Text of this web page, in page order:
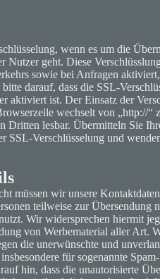
wenn es um die
Nutzer geht. Diese
sowie bei Anfragen
darauf, dass die SSL-
aktiviert ist. Der Einsatz der
wechselt von „http://“
Dritten lesbar. Übermitteln Sie
SSL-Verschlüsselung und
müssen wir unsere Kontaktdaten
teilweise zur Übersendung
Wir widersprechen hiermit
von Werbematerial aller Art.
die unerwünschte und
für sogenannte
hin, dass die unautorisierte